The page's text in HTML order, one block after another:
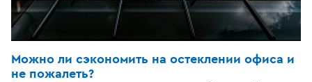
Можно ли сэкономить на остеклении офиса и
не пожалеть?